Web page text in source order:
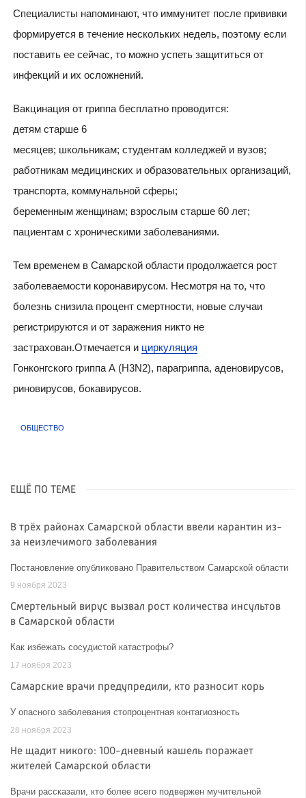
Специалисты напоминают, что иммунитет после прививки
формируется в течение нескольких недель, поэтому если
поставить ее сейчас, то можно успеть защититься от
инфекций и их осложнений.
Вакцинация от гриппа бесплатно проводится:
детям старше 6
месяцев; школьникам; студентам колледжей и вузов;
работникам медицинских и образовательных организаций,
транспорта, коммунальной сферы;
беременным женщинам; взрослым старше 60 лет;
пациентам с хроническими заболеваниями.
Тем временем в Самарской области продолжается рост
заболеваемости коронавирусом. Несмотря на то, что
болезнь снизила процент смертности, новые случаи
регистрируются и от заражения никто не
застрахован.Отмечается и циркуляция
Гонконгского гриппа А (H3N2), парагриппа, аденовирусов,
риновирусов, бокавирусов.
ОБЩЕСТВО
ЕЩЁ ПО ТЕМЕ
В трёх районах Самарской области ввели карантин из-
за неизлечимого заболевания
Постановление опубликовано Правительством Самарской области
9 ноября 2023
Смертельный вирус вызвал рост количества инсультов
в Самарской области
Как избежать сосудистой катастрофы?
17 ноября 2023
Самарские врачи предупредили, кто разносит корь
У опасного заболевания стопроцентная контагиозность
28 ноября 2023
Не щадит никого: 100-дневный кашель поражает
жителей Самарской области
Врачи рассказали, кто более всего подвержен мучительной